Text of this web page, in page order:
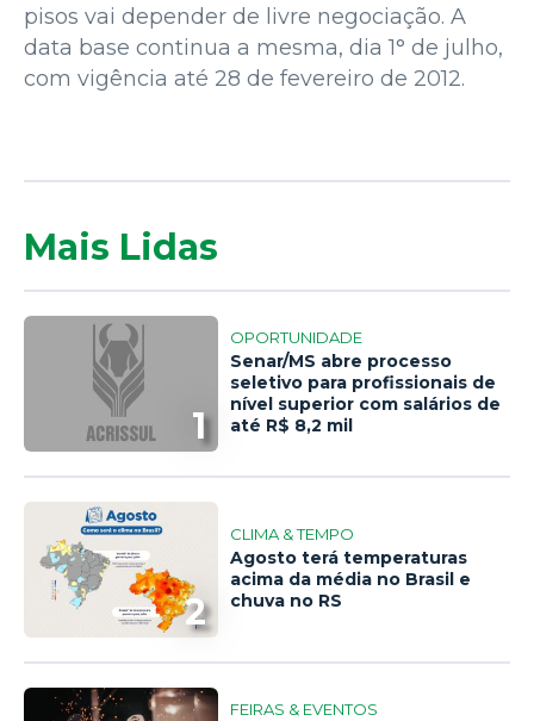
pisos vai depender de livre negociação. A
data base continua a mesma, dia 1° de julho,
com vigência até 28 de fevereiro de 2012.
Mais Lidas
1
OPORTUNIDADE
Senar/MS abre processo
seletivo para profissionais de
nível superior com salários de
até R$ 8,2 mil
2
CLIMA & TEMPO
Agosto terá temperaturas
acima da média no Brasil e
chuva no RS
FEIRAS & EVENTOS